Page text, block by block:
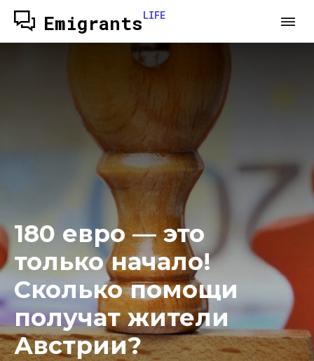
EmigrantsLIFE
180 евро — это
только начало!
Сколько помощи
получат жители
Австрии?